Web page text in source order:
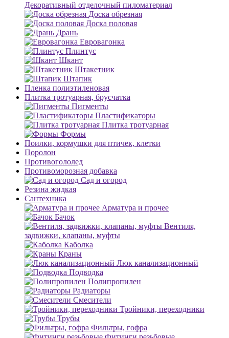
Декоративный отделочный пиломатериал
Доска обрезная
Доска половая
Дрань
Евровагонка
Плинтус
Шкант
Штакетник
Штапик
Пленка полиэтиленовая
Плитка тротуарная, брусчатка
Пигменты
Пластификаторы
Плитка тротуарная
Формы
Поилки, кормушки для птичек, клетки
Поролон
Противогололед
Противоморозная добавка
Сад и огород
Резина жидкая
Сантехника
Арматура и прочее
Бачок
Вентиля,
задвижки, клапаны, муфты
Каболка
Краны
Люк канализационный
Подводка
Полипропилен
Радиаторы
Смесители
Тройники, переходники
Трубы
Фильтры, гофра